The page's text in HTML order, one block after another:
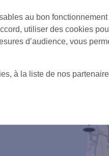
+
au bon
utiliser des cookies
d’audience, vous
à la liste de nos